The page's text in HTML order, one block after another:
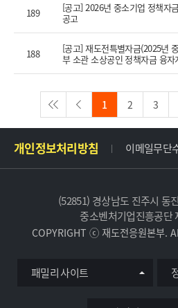
189
[공고] 2026년 중소기업 정책자
공고
188
[공고] 재도전특별자금(2025년
부 소관 소상공인 정책자금 융자
1 2 3
및
개인정보처리방침 이메일무단
(52851) 경상남도 진주시 동
중소벤처기업진흥공단
COPYRIGHT ⓒ 재도전응원본부.
패밀리 사이트